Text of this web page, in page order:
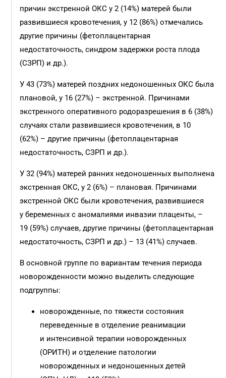
причин экстренной ОКС у 2 (14%) матерей были
развившиеся кровотечения, у 12 (86%) отмечались
другие причины (фетоплацентарная
недостаточность, синдром задержки роста плода
(СЗРП) и др.).
У 43 (73%) матерей поздних недоношенных ОКС была
плановой, у 16 (27%) – экстренной. Причинами
экстренного оперативного родоразрешения в 6 (38%)
случаях стали развившиеся кровотечения, в 10
(62%) – другие причины (фетоплацентарная
недостаточность, СЗРП и др.).
У 32 (94%) матерей ранних недоношенных выполнена
экстренная ОКС, у 2 (6%) – плановая. Причинами
экстренной ОКС были кровотечения, развившиеся
у беременных с аномалиями инвазии плаценты, –
19 (59%) случаев, другие причины (фетоплацентарная
недостаточность, СЗРП и др.) – 13 (41%) случаев.
В основной группе по вариантам течения периода
новорожденности можно выделить следующие
подгруппы:
новорожденные, по тяжести состояния
переведенные в отделение реанимации
и интенсивной терапии новорожденных
(ОРИТН) и отделение патологии
новорожденных и недоношенных детей